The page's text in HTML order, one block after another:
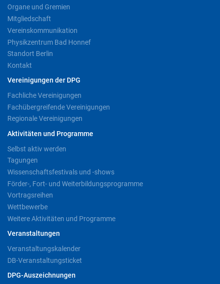
Organe und Gremien
Mitgliedschaft
Vereinskommunikation
Physikzentrum Bad Honnef
Standort Berlin
Kontakt
Vereinigungen der DPG
Fachliche Vereinigungen
Fachübergreifende Vereinigungen
Regionale Vereinigungen
Aktivitäten und Programme
Selbst aktiv werden
Tagungen
Wissenschaftsfestivals und -shows
Förder-, Fort- und Weiterbildungsprogramme
Vortragsreihen
Wettbewerbe
Weitere Aktivitäten und Programme
Veranstaltungen
Veranstaltungskalender
DB-Veranstaltungsticket
DPG-Auszeichnungen